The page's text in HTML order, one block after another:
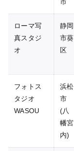
市
ローマ写
真スタジ
オ
静岡
市葵
区
フォトス
タジオ
WASOU
浜松
市
(八
幡宮
内)